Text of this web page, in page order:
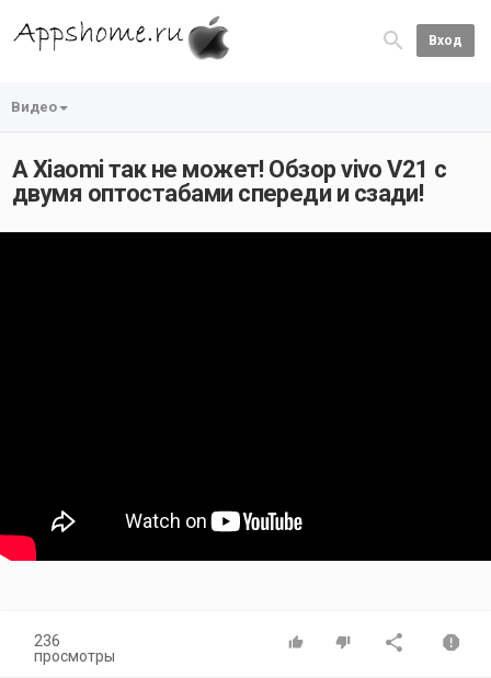
Вход
Видео
А Xiaomi так не может! Обзор vivo V21 с
двумя оптостабами спереди и сзади!
236
просмотры